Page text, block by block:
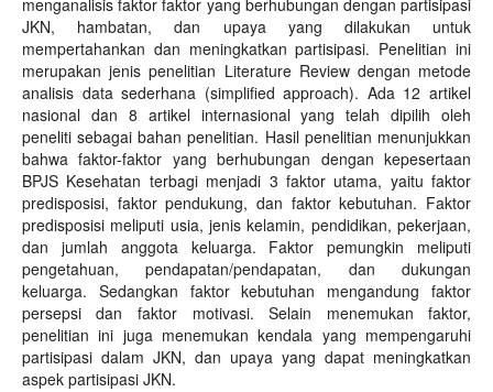
menganalisis faktor faktor yang berhubungan dengan partisipasi
JKN, hambatan, dan upaya yang dilakukan untuk
mempertahankan dan meningkatkan partisipasi. Penelitian ini
merupakan jenis penelitian Literature Review dengan metode
analisis data sederhana (simplified approach). Ada 12 artikel
nasional dan 8 artikel internasional yang telah dipilih oleh
peneliti sebagai bahan penelitian. Hasil penelitian menunjukkan
bahwa faktor-faktor yang berhubungan dengan kepesertaan
BPJS Kesehatan terbagi menjadi 3 faktor utama, yaitu faktor
predisposisi, faktor pendukung, dan faktor kebutuhan. Faktor
predisposisi meliputi usia, jenis kelamin, pendidikan, pekerjaan,
dan jumlah anggota keluarga. Faktor pemungkin meliputi
pengetahuan, pendapatan/pendapatan, dan dukungan
keluarga. Sedangkan faktor kebutuhan mengandung faktor
persepsi dan faktor motivasi. Selain menemukan faktor,
penelitian ini juga menemukan kendala yang mempengaruhi
partisipasi dalam JKN, dan upaya yang dapat meningkatkan
aspek partisipasi JKN.